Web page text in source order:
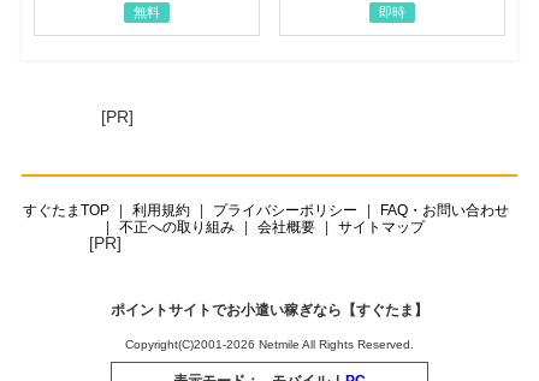
無料 即時
[PR]
すぐたまTOP 利用規約 プライバシーポリシー
FAQ・お問い合わせ
不正への取り組み
会社概要 サイトマップ
[PR]
ポイントサイトでお小遣い稼ぎなら【すぐたま】
Copyright(C)2001-2026 Netmile All Rights Reserved.